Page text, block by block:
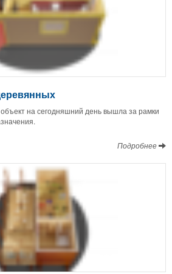
на сегодняшний день вышла за рамки
Подробнее